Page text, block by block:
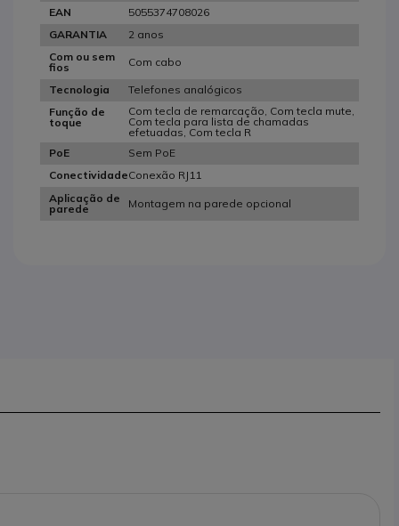
EAN
5055374708026
GARANTIA
2 anos
Com ou sem
fios
Com cabo
Tecnologia
Telefones analógicos
Função de
toque
Com tecla de remarcação, Com tecla mute,
Com tecla para lista de chamadas
efetuadas, Com tecla R
PoE
Sem PoE
ConectividadeConexão RJ11
Aplicação de
parede
Montagem na parede opcional